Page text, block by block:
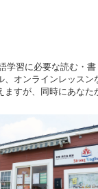
習に必要な読む・
オンラインレッス
すが、同時にあな